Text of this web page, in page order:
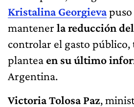
Kristalina Georgievapuso
mantener la reducción
controlar el gasto público,
plantea en su último
Argentina.
Victoria Tolosa Paz,